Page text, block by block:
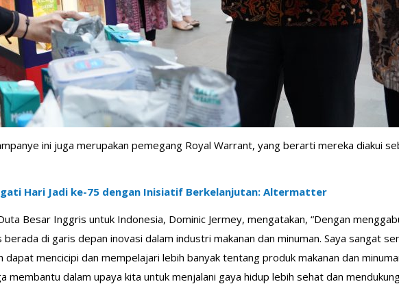
ini juga merupakan pemegang Royal Warrant, yang berarti mereka diakui
Hari Jadi ke-75 dengan Inisiatif Berkelanjutan: Altermatter
Besar Inggris untuk Indonesia, Dominic Jermey, mengatakan, “Dengan
di garis depan inovasi dalam industri makanan dan minuman. Saya sangat
mencicipi dan mempelajari lebih banyak tentang produk makanan dan
dalam upaya kita untuk menjalani gaya hidup lebih sehat dan